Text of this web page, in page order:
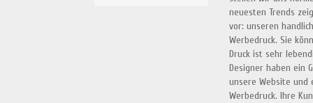
neuesten Trends
vor: unseren
Werbedruck. Sie
Druck ist sehr
Designer haben ein
unsere Website und
Werbedruck. Ihre